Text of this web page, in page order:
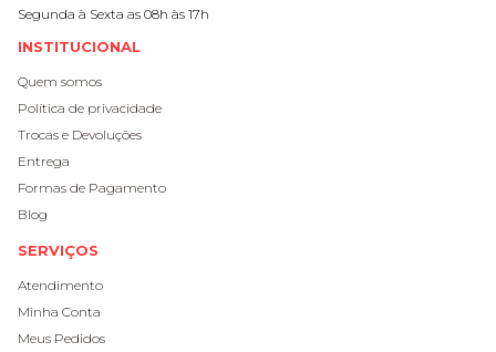
Segunda à Sexta as 08h às 17h
INSTITUCIONAL
Quem somos
Política de privacidade
Trocas e Devoluções
Entrega
Formas de Pagamento
Blog
SERVIÇOS
Atendimento
Minha Conta
Meus Pedidos